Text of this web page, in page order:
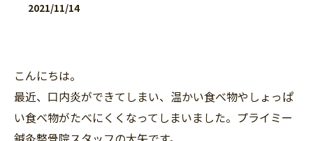
2021/11/14
こんにちは。
最近、口内炎ができてしまい、温かい食べ物やしょっぱ
い食べ物がたべにくくなってしまいました。プライミー